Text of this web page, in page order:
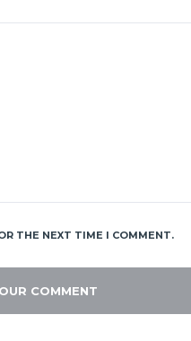
THE NEXT TIME I COMMENT.